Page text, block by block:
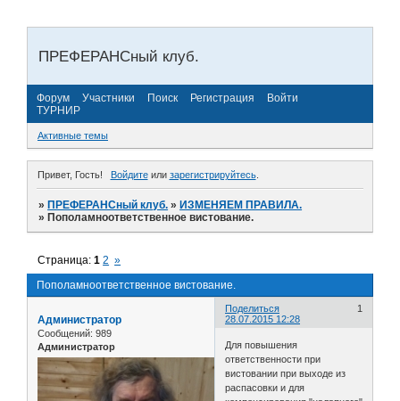
ПРЕФЕРАНСный клуб.
Форум Участники Поиск Регистрация
Войти
ТУРНИР
Активные темы
Привет, Гость! Войдитеили зарегистрируйтесь.
»ПРЕФЕРАНСный клуб. »ИЗМЕНЯЕМ ПРАВИЛА.
»Пополамноответственное вистование.
Пополамноответственное вистование.
Страница:1 2 »
Поделиться
1
28.07.2015 12:28
Администратор
Сообщений: 989
Администратор
Для повышения
ответственности при
вистовании при выходе из
распасовки и для